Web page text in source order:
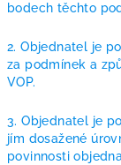
bodech těchto
2. Objednatel je
za podmínek a
VOP.
3. Objednatel je
jím dosažené
povinnosti